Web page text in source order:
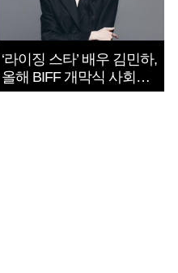
‘라이징 스타’ 배우 김민하,
올해 BIFF 개막식 사회자
확정